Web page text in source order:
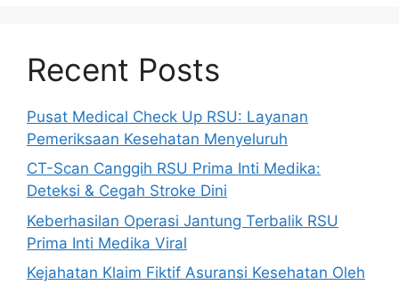
Recent Posts
Pusat Medical Check Up RSU: Layanan
Pemeriksaan Kesehatan Menyeluruh
CT-Scan Canggih RSU Prima Inti Medika:
Deteksi & Cegah Stroke Dini
Keberhasilan Operasi Jantung Terbalik RSU
Prima Inti Medika Viral
Kejahatan Klaim Fiktif Asuransi Kesehatan Oleh